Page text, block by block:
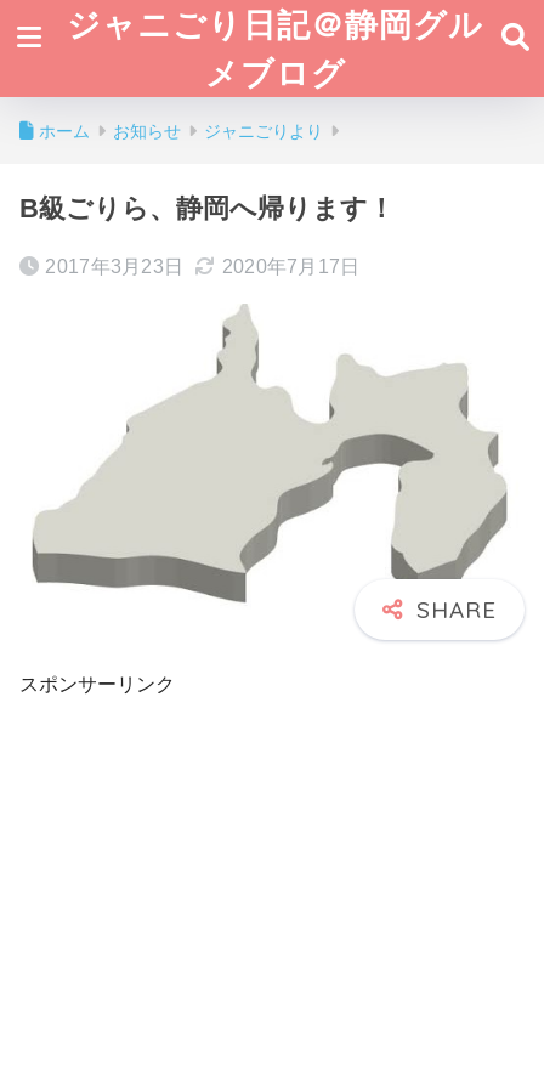
ジャニごり日記＠静岡グル
メブログ
ホーム お知らせ ジャニごりより
B級ごりら、静岡へ帰ります！
2017年3月23日 2020年7月17日
スポンサーリンク